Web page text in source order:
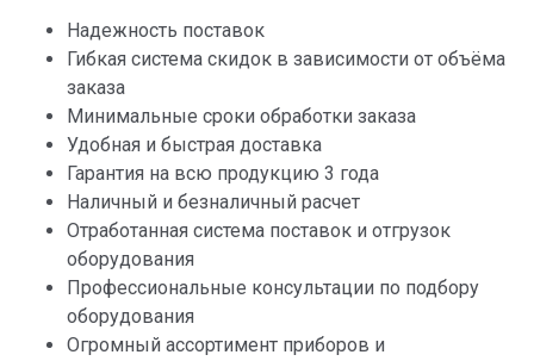
Надежность поставок
Гибкая система скидок в зависимости от объёма
заказа
Минимальные сроки обработки заказа
Удобная и быстрая доставка
Гарантия на всю продукцию 3 года
Наличный и безналичный расчет
Отработанная система поставок и отгрузок
оборудования
Профессиональные консультации по подбору
оборудования
Огромный ассортимент приборов и